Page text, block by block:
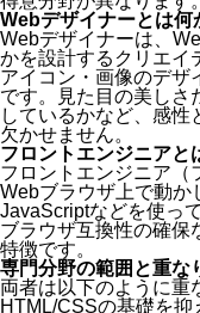
Webデザイナーとは何
Webデザイナーは、
かを設計するクリエイ
アイコン・画像のデザ
です。見た目の美しさ
しているかなど、感
欠かせません。
フロントエンジニアと
フロントエンジニア（
Webブラウザ上で動か
JavaScriptなどを使っ
ブラウザ互換性の確保
特徴です。
専門分野の範囲と重な
両者は以下のように重
HTML/CSSの基礎を